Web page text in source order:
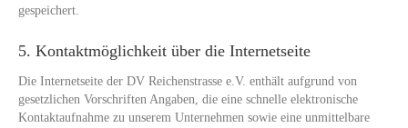
gespeichert.
5. Kontaktmöglichkeit über die Internetseite
Die Internetseite der DV Reichenstrasse e.V. enthält aufgrund von
gesetzlichen Vorschriften Angaben, die eine schnelle elektronische
Kontaktaufnahme zu unserem Unternehmen sowie eine unmittelbare